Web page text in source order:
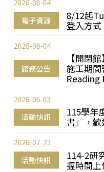
電子資源
8/12起
登入方式
2026-08-04
館務公告
【開閉
施工期
Reading
2026-08-04
活動快訊
115學年
書」，
2026-06-03
活動快訊
114-2研
握時間
2026-07-22